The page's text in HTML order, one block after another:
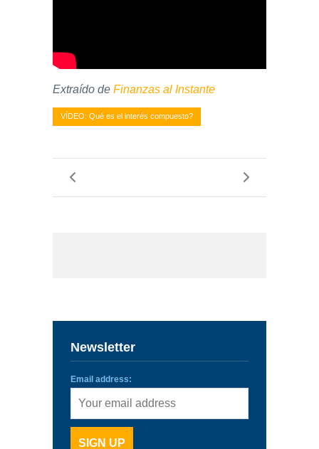
Extraído de Finanzas al Instante
VÍDEO: Qué es el interés compuesto?
Newsletter
Email address: